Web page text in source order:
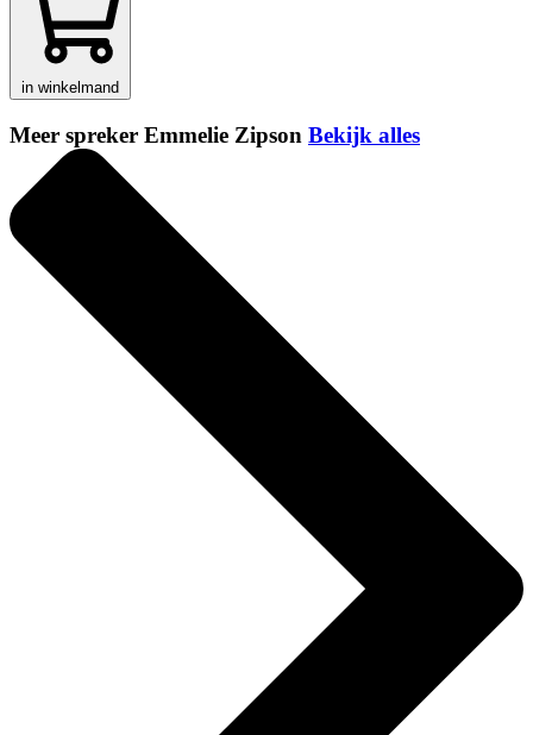
in winkelmand
Meer spreker Emmelie Zipson Bekijk alles